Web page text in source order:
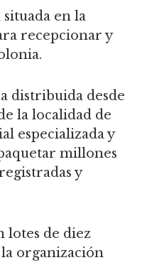
en la
recepcionar y
distribuida desde
la localidad de
especializada y
millones
y
lotes de diez
organización